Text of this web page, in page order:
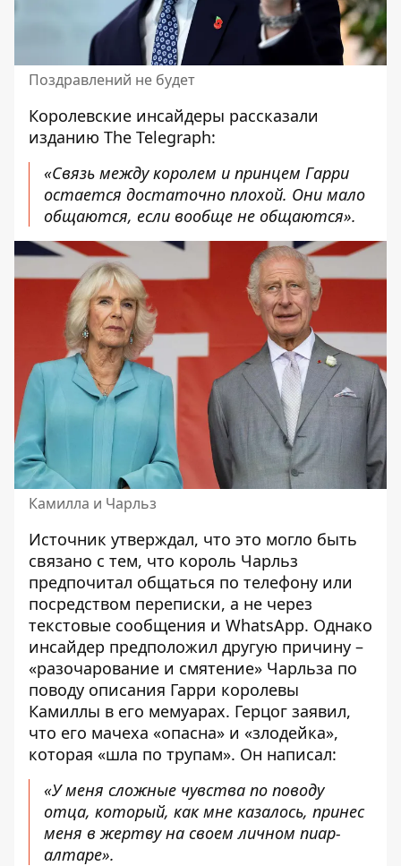
Поздравлений не будет
Королевские инсайдеры рассказали
изданию The Telegraph:
«Связь между королем и принцем Гарри
остается достаточно плохой. Они мало
общаются, если вообще не общаются».
Камилла и Чарльз
Источник утверждал, что это могло быть
связано с тем, что король Чарльз
предпочитал общаться по телефону или
посредством переписки, а не через
текстовые сообщения и WhatsApp. Однако
инсайдер предположил другую причину –
«разочарование и смятение» Чарльза по
поводу описания Гарри королевы
Камиллы в его мемуарах. Герцог заявил,
что его мачеха «опасна» и «злодейка»,
которая «шла по трупам». Он написал:
«У меня сложные чувства по поводу
отца, который, как мне казалось, принес
меня в жертву на своем личном пиар-
алтаре».